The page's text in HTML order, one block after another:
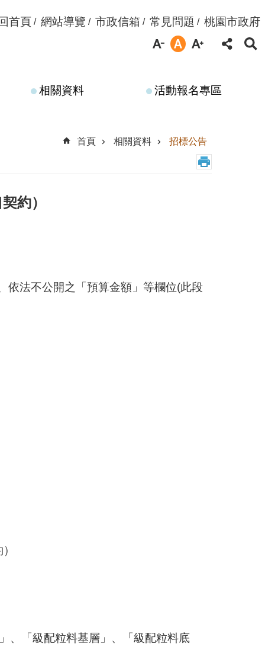
首頁 網站導覽 市政信箱 常見問題 桃園市政府
相關資料 活動報名專區
首頁 相關資料 招標公告
約）
依法不公開之「預算金額」等欄位(此段
、「級配粒料基層」、「級配粒料底